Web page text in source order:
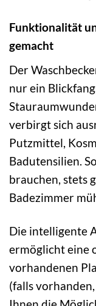
Funktionalität
gemacht
Der
nur ein
verbirgt sich
Putzmittel,
Badutensilien.
brauchen, stets
Badezimmer
Die intelligente
ermöglicht eine
vorhandenen
(falls